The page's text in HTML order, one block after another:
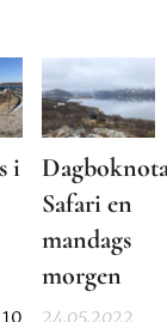
i
Safari en
mandags
morgen
24.05.2022